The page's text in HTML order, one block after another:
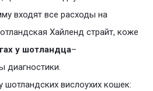
входят все расходы на
Хайленд страйт, коже
у шотландца–
шотландских вислоухих кошек: